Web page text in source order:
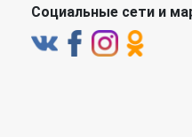
Социальные сети и